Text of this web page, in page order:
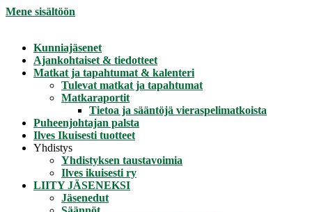
Mene sisältöön
Kunniajäsenet
Ajankohtaiset & tiedotteet
Matkat ja tapahtumat & kalenteri
Tulevat matkat ja tapahtumat
Matkaraportit
Tietoa ja sääntöjä vieraspelimatkoista
Puheenjohtajan palsta
Ilves Ikuisesti tuotteet
Yhdistys
Yhdistyksen taustavoimia
Ilves ikuisesti ry
LIITY JÄSENEKSI
Jäsenedut